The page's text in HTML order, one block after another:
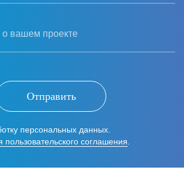
о вашем проекте
Отправить
персональных данных.
пользовательского соглашения